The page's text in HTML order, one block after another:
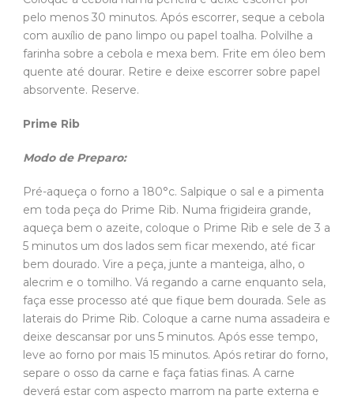
pelo menos 30 minutos. Após escorrer, seque a cebola
com auxílio de pano limpo ou papel toalha. Polvilhe a
farinha sobre a cebola e mexa bem. Frite em óleo bem
quente até dourar. Retire e deixe escorrer sobre papel
absorvente. Reserve.
Prime Rib
Modo de Preparo:
Pré-aqueça o forno a 180°c. Salpique o sal e a pimenta
em toda peça do Prime Rib. Numa frigideira grande,
aqueça bem o azeite, coloque o Prime Rib e sele de 3 a
5 minutos um dos lados sem ficar mexendo, até ficar
bem dourado. Vire a peça, junte a manteiga, alho, o
alecrim e o tomilho. Vá regando a carne enquanto sela,
faça esse processo até que fique bem dourada. Sele as
laterais do Prime Rib. Coloque a carne numa assadeira e
deixe descansar por uns 5 minutos. Após esse tempo,
leve ao forno por mais 15 minutos. Após retirar do forno,
separe o osso da carne e faça fatias finas. A carne
deverá estar com aspecto marrom na parte externa e